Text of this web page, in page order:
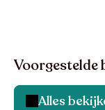
Voorgestelde
Alles